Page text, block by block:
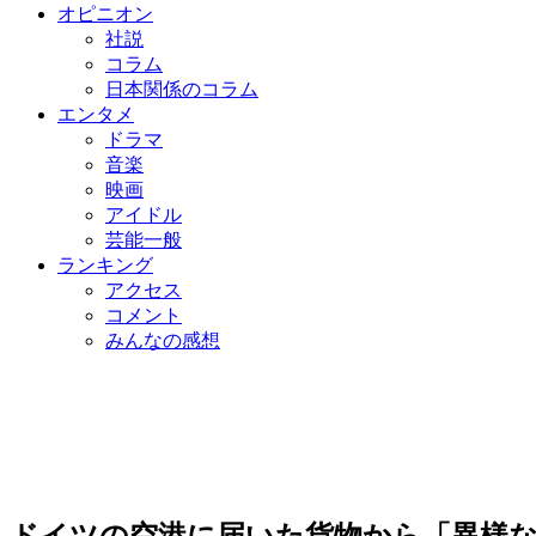
オピニオン
社説
コラム
日本関係のコラム
エンタメ
ドラマ
音楽
映画
アイドル
芸能一般
ランキング
アクセス
コメント
みんなの感想